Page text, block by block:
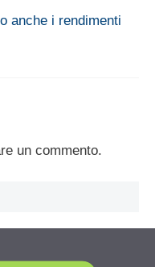
anche i rendimenti
un commento.